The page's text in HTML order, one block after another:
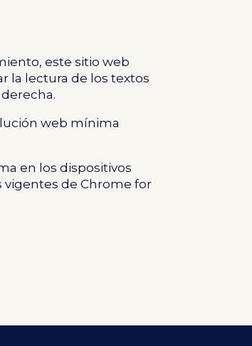
este sitio web
la lectura de los textos
web mínima
en los dispositivos
vigentes de Chrome for